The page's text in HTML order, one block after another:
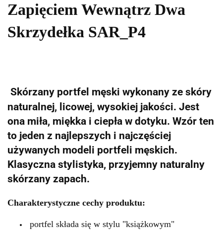
Zapięciem Wewnątrz Dwa
Skrzydełka SAR_P4
Skórzany portfel męski wykonany ze skóry
naturalnej, licowej, wysokiej jakości. Jest
ona miła, miękka i ciepła w dotyku. Wzór ten
to jeden z najlepszych i najczęściej
używanych modeli portfeli męskich.
Klasyczna stylistyka, przyjemny naturalny
skórzany zapach.
Charakterystyczne cechy produktu:
portfel składa się w stylu "książkowym"